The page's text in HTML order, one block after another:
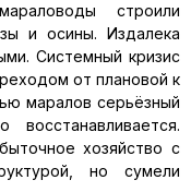
строили
и осины. Издалека
Системный кризис
от плановой к
маралов серьёзный
хозяйство с
но сумели